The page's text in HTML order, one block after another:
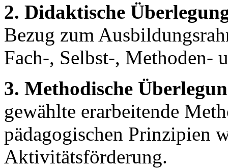
2. Didaktische
Bezug zum
Fach-, Selbst-, Methoden-
3. Methodische
gewählte erarbeitende
pädagogischen Prinzipien
Aktivitätsförderung.